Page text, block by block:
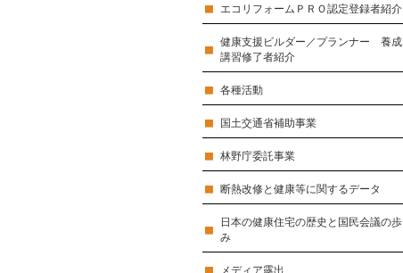
エコリフォームＰＲＯ認定登録者紹介
健康支援ビルダー／プランナー 養成
講習修了者紹介
各種活動
国土交通省補助事業
林野庁委託事業
断熱改修と健康等に関するデータ
日本の健康住宅の歴史と国民会議の歩
み
メディア露出